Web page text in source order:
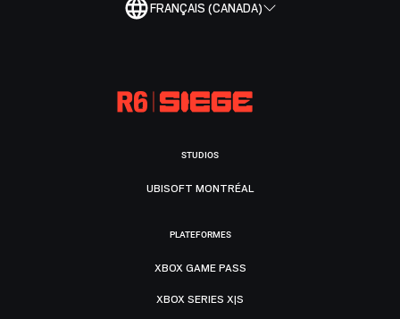
FRANÇAIS (CANADA)
STUDIOS
UBISOFT MONTRÉAL
PLATEFORMES
XBOX GAME PASS
XBOX SERIES X|S